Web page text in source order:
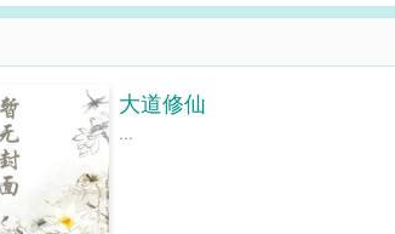
大道修仙
...